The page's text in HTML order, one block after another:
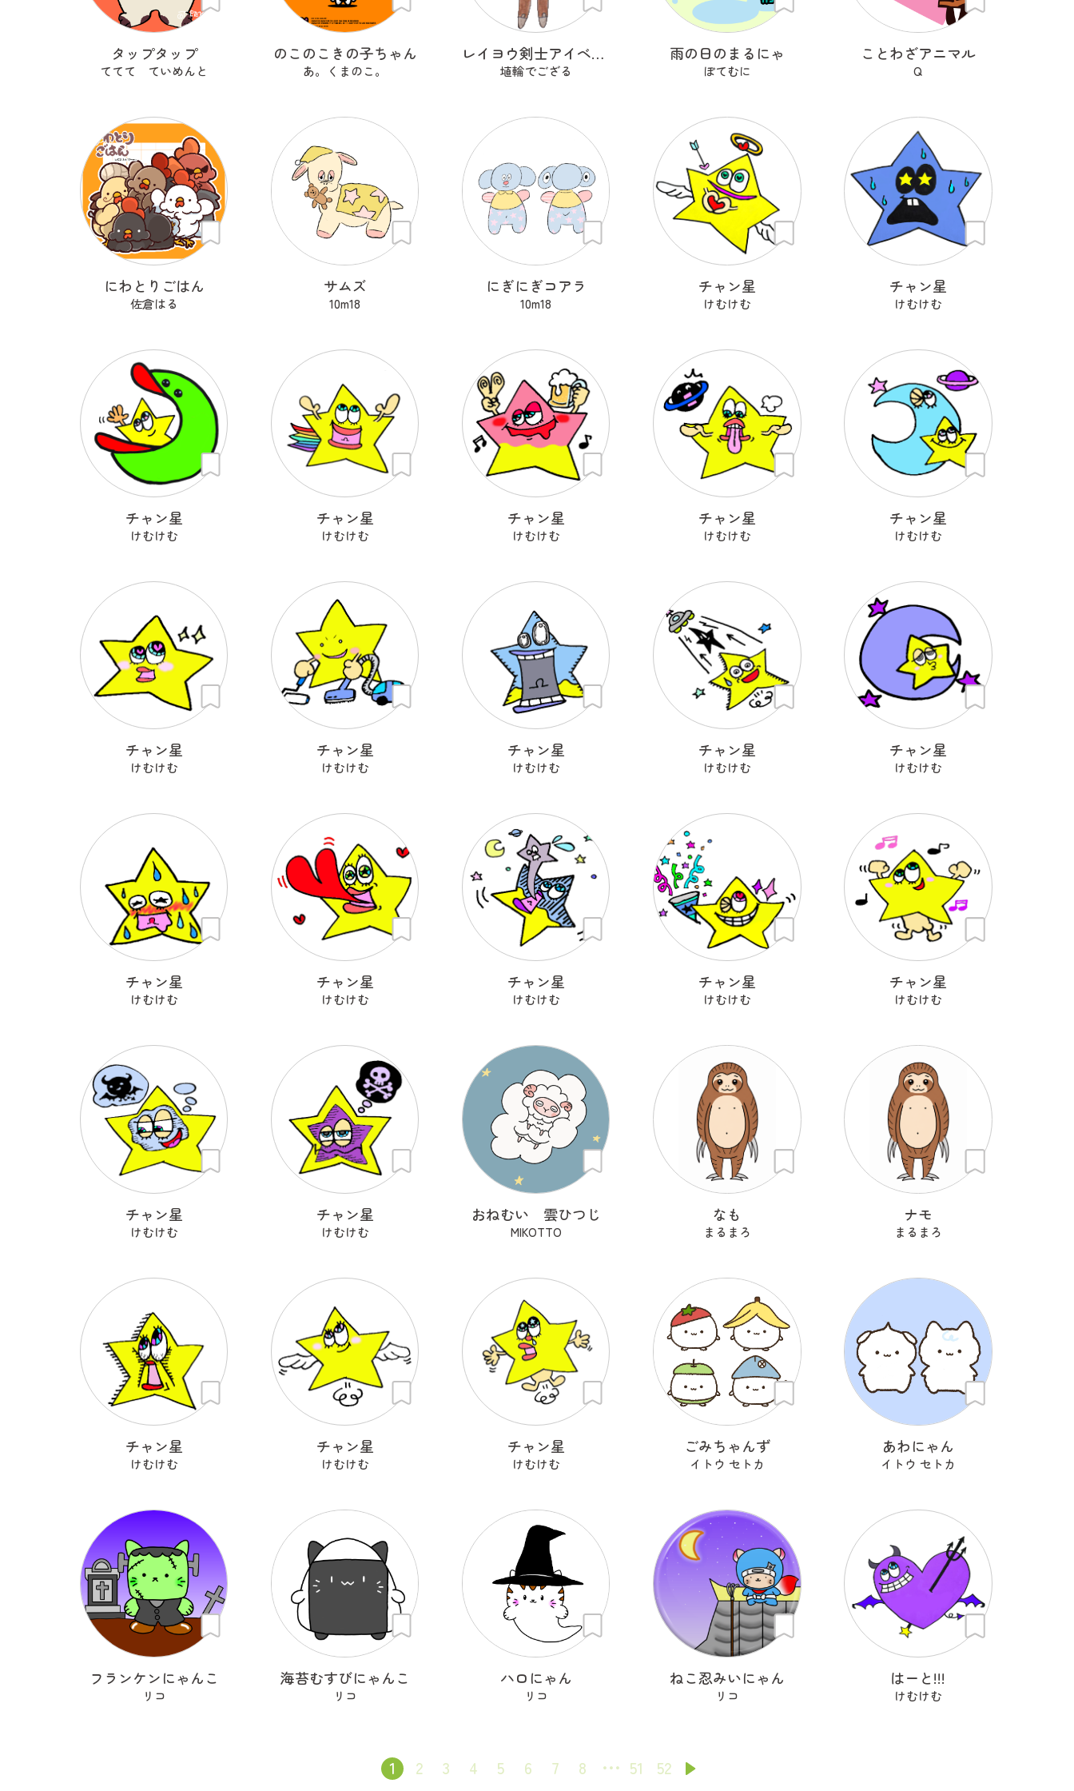
タップタップ
ててて ていめんと
のこのこきの子ちゃん
あ。くまのこ。
レイヨウ剣士アイベクサー
埴輪でござる
雨の日のまるにゃ
ぽてむに
ことわざアニマル
Q
にわとりごはん
佐倉はる
サムズ
10m18
にぎにぎコアラ
10m18
チャン星
けむけむ
チャン星
けむけむ
チャン星
けむけむ
チャン星
けむけむ
チャン星
けむけむ
チャン星
けむけむ
チャン星
けむけむ
チャン星
けむけむ
チャン星
けむけむ
チャン星
けむけむ
チャン星
けむけむ
チャン星
けむけむ
チャン星
けむけむ
チャン星
けむけむ
チャン星
けむけむ
チャン星
けむけむ
チャン星
けむけむ
チャン星
けむけむ
チャン星
けむけむ
おねむい 雲ひつじ
MIKOTTO
なも
まるまろ
ナモ
まるまろ
チャン星
けむけむ
チャン星
けむけむ
チャン星
けむけむ
ごみちゃんず
イトウ セトカ
あわにゃん
イトウ セトカ
フランケンにゃんこ
リコ
海苔むすびにゃんこ
リコ
ハロにゃん
リコ
ねこ忍みいにゃん
リコ
はーと!!!
けむけむ
1 2 3 4 5 6 7 8 51 52